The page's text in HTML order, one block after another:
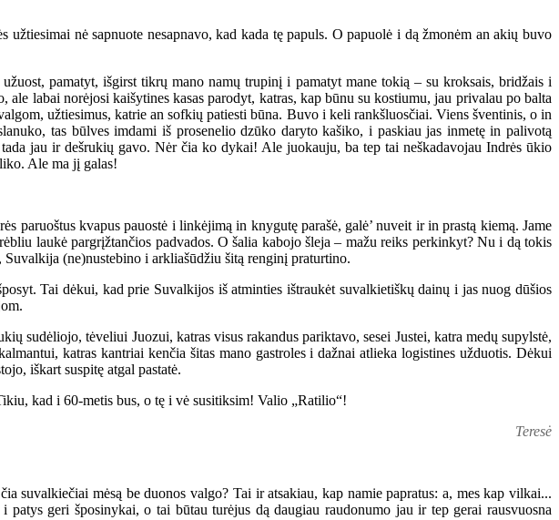
nė sapnuote nesapnavo, kad kada tę papuls. O papuolė i dą žmonėm an akių buvo
pamatyt, išgirst tikrų mano namų trupinį i pamatyt mane tokią – su kroksais, bridžais i
labai norėjosi kaišytines kasas parodyt, katras, kap būnu su kostiumu, jau privalau po balta
užtiesimus, katrie an sofkių patiesti būna. Buvo i keli rankšluosčiai. Viens šventinis, o in
tas būlves imdami iš prosenelio dzūko daryto kašiko, i paskiau jas inmetę in palivotą
jau ir dešrukių gavo. Nėr čia ko dykai! Ale juokauju, ba tep tai neškadavojau Indrės ūkio
Ale ma jį galas!
paruoštus kvapus pauostė i linkėjimą in knygutę parašė, galė’ nuveit ir in prastą kiemą. Jame
laukė pargrįžtančios padvados. O šalia kabojo šleja – mažu reiks perkinkyt? Nu i dą tokis
(ne)nustebino i arkliašūdžiu šitą renginį praturtino.
Tai dėkui, kad prie Suvalkijos iš atminties ištraukėt suvalkietiškų dainų i jas nuog dūšios
sudėliojo, tėveliui Juozui, katras visus rakandus pariktavo, sesei Justei, katra medų supylstė,
katras kantriai kenčia šitas mano gastroles i dažnai atlieka logistines užduotis. Dėkui
iškart suspitę atgal pastatė.
kad i 60-metis bus, o tę i vė susitiksim! Valio „Ratilio“!
Teresė
mėsą be duonos valgo? Tai ir atsakiau, kap namie papratus: a, mes kap vilkai...
geri šposinykai, o tai būtau turėjus dą daugiau raudonumo jau ir tep gerai rausvuosna